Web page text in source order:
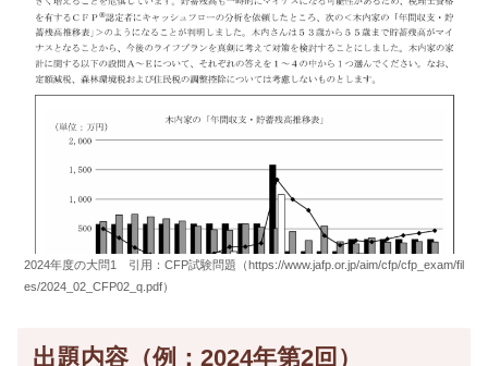
2024年度の大問1 引用：CFP試験問題（https://www.jafp.or.jp/aim/cfp/cfp_exam/fil
es/2024_02_CFP02_q.pdf）
出題内容（例：2024年第2回）